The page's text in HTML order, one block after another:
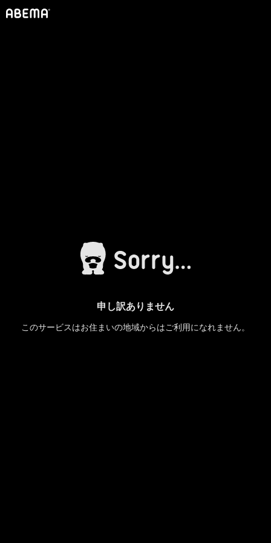
申し訳ありません
このサービスはお住まいの地域からはご利用になれません。